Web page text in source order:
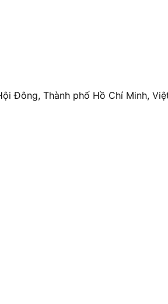
Đông, Thành phố Hồ Chí Minh,